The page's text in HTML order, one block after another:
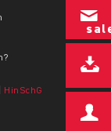
HinSchG